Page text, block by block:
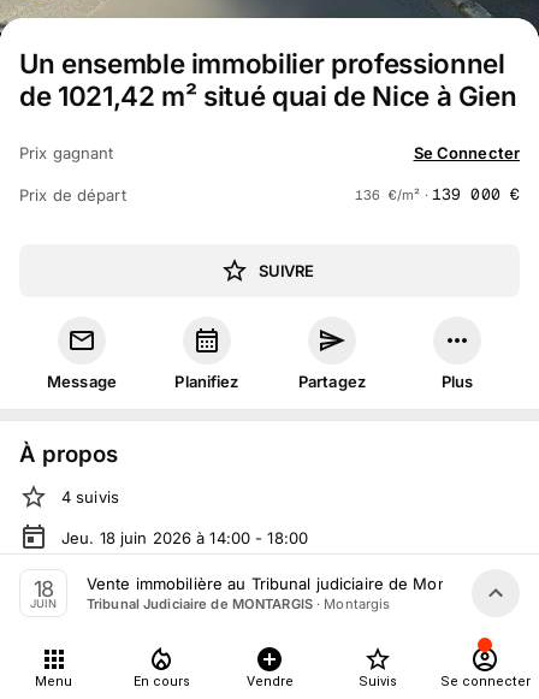
Un ensemble immobilier professionnel
de 1021,42 m² situé quai de Nice à Gien
Prix gagnant Se Connecter
Prix de départ 136 €/m² · 139 000 €
SUIVRE
Message Planifiez Partagez Plus
À propos
4 suivis
Jeu. 18 juin 2026 à 14:00 - 18:00
Vente judiciaireorganiséepar
Tribunal Judiciaire de
MONTARGIS
18
JUIN
Vente immobilière au Tribunal judiciaire de Montargis le 18
Tribunal Judiciaire de MONTARGIS· Montargis
Menu En cours Vendre Suivis Se connecter